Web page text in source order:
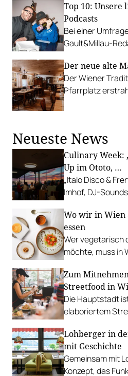
Top 10:
Podcasts
Bei einer
Gault&Millau-
und Trinken
Der neue alte
Der Wiener
Pfarrplatz
Neueste News
Culinary Week:
Up im Ototo, …
„Italo Disco &
Imhof, DJ-
Palme, „Fridays
Wo wir in Wien
essen
Wer vegetarisch
möchte, muss in
besonders.
Zum
Streetfood in
Die Hauptstadt
elaboriertem
Tacos bis hin zu
Lohberger in
mit Geschichte
Gemeinsam mit
Konzept, das